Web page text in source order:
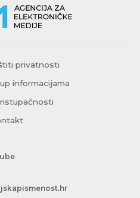
privatnosti
informacijama